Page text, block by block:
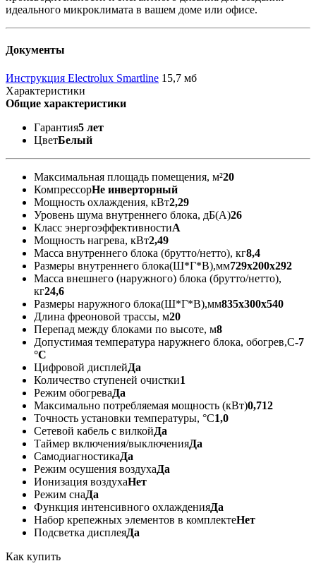
идеального микроклимата в вашем доме или офисе.
Документы
Инструкция Electrolux Smartline 15,7 мб
Характеристики
Общие характеристики
Гарантия5 лет
ЦветБелый
Максимальная площадь помещения, м²20
КомпрессорНе инверторный
Мощность охлаждения, кВт2,29
Уровень шума внутреннего блока, дБ(А)26
Класс энергоэффективностиА
Мощность нагрева, кВт2,49
Масса внутреннего блока (брутто/нетто), кг8,4
Размеры внутреннего блока(Ш*Г*В),мм729х200х292
Масса внешнего (наружного) блока (брутто/нетто),
кг24,6
Размеры наружного блока(Ш*Г*В),мм835х300х540
Длина фреоновой трассы, м20
Перепад между блоками по высоте, м8
Допустимая температура наружнего блока, обогрев,С-7
°С
Цифровой дисплейДа
Количество ступеней очистки1
Режим обогреваДа
Максимально потребляемая мощность (кВт)0,712
Точность установки температуры, °С1,0
Сетевой кабель с вилкойДа
Таймер включения/выключенияДа
СамодиагностикаДа
Режим осушения воздухаДа
Ионизация воздухаНет
Режим снаДа
Функция интенсивного охлажденияДа
Набор крепежных элементов в комплектеНет
Подсветка дисплеяДа
Как купить